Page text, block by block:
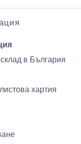
в България
хартия